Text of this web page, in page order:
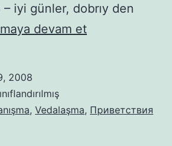
günler, dobrıy den
devam etSelamlama
2008
, Vedalaşma, Приветствия